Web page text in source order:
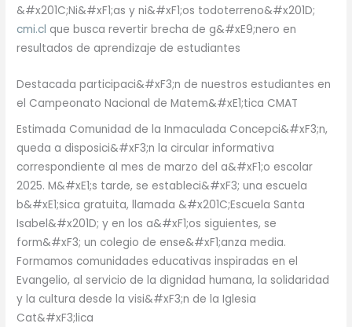
&#x201C;Ni&#xF1;as y ni&#xF1;os todoterreno&#x201D;
cmi.cl que busca revertir brecha de g&#xE9;nero en
resultados de aprendizaje de estudiantes
Destacada participaci&#xF3;n de nuestros estudiantes en
el Campeonato Nacional de Matem&#xE1;tica CMAT
Estimada Comunidad de la Inmaculada Concepci&#xF3;n,
queda a disposici&#xF3;n la circular informativa
correspondiente al mes de marzo del a&#xF1;o escolar
2025. M&#xE1;s tarde, se estableci&#xF3; una escuela
b&#xE1;sica gratuita, llamada &#x201C;Escuela Santa
Isabel&#x201D; y en los a&#xF1;os siguientes, se
form&#xF3; un colegio de ense&#xF1;anza media.
Formamos comunidades educativas inspiradas en el
Evangelio, al servicio de la dignidad humana, la solidaridad
y la cultura desde la visi&#xF3;n de la Iglesia
Cat&#xF3;lica